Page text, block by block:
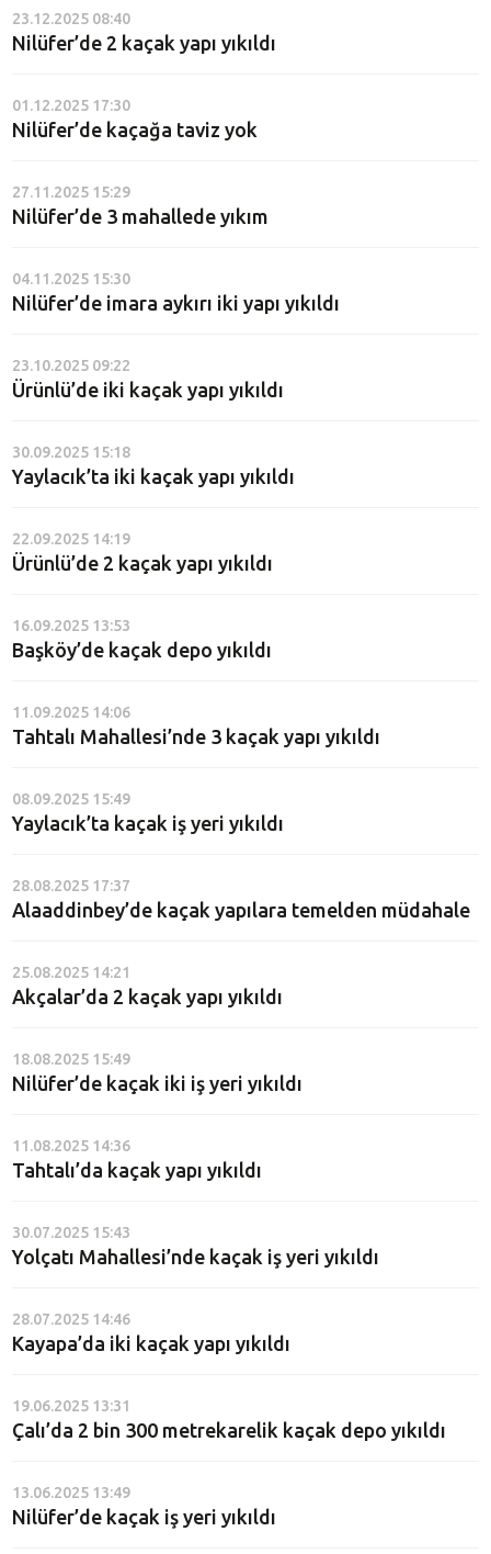
23.12.2025 08:40
Nilüfer’de 2 kaçak yapı yıkıldı
01.12.2025 17:30
Nilüfer’de kaçağa taviz yok
27.11.2025 15:29
Nilüfer’de 3 mahallede yıkım
04.11.2025 15:30
Nilüfer’de imara aykırı iki yapı yıkıldı
23.10.2025 09:22
Ürünlü’de iki kaçak yapı yıkıldı
30.09.2025 15:18
Yaylacık’ta iki kaçak yapı yıkıldı
22.09.2025 14:19
Ürünlü’de 2 kaçak yapı yıkıldı
16.09.2025 13:53
Başköy’de kaçak depo yıkıldı
11.09.2025 14:06
Tahtalı Mahallesi’nde 3 kaçak yapı yıkıldı
08.09.2025 15:49
Yaylacık’ta kaçak iş yeri yıkıldı
28.08.2025 17:37
Alaaddinbey’de kaçak yapılara temelden müdahale
25.08.2025 14:21
Akçalar’da 2 kaçak yapı yıkıldı
18.08.2025 15:49
Nilüfer’de kaçak iki iş yeri yıkıldı
11.08.2025 14:36
Tahtalı’da kaçak yapı yıkıldı
30.07.2025 15:43
Yolçatı Mahallesi’nde kaçak iş yeri yıkıldı
28.07.2025 14:46
Kayapa’da iki kaçak yapı yıkıldı
19.06.2025 13:31
Çalı’da 2 bin 300 metrekarelik kaçak depo yıkıldı
13.06.2025 13:49
Nilüfer’de kaçak iş yeri yıkıldı